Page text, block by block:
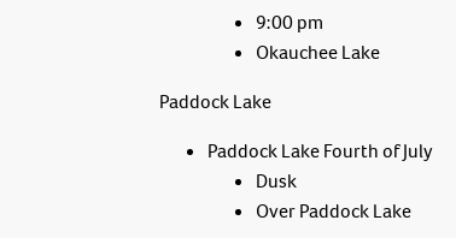
9:00 pm
Okauchee Lake
Paddock Lake
Paddock Lake Fourth of July
Dusk
Over Paddock Lake